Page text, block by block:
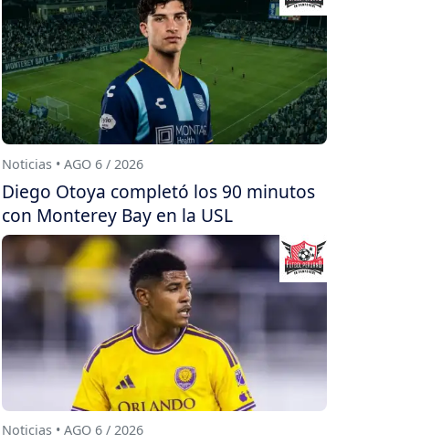
Noticias • AGO 6 / 2026
Diego Otoya completó los 90 minutos
con Monterey Bay en la USL
Noticias • AGO 6 / 2026